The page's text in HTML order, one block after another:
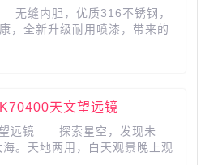
缝内胆，优质316不锈钢，
，全新升级耐用喷漆，带来的
据证明安全品质...
天文望远镜
望远镜 探索星空，发现未
。天地两用，白天观景晚上观